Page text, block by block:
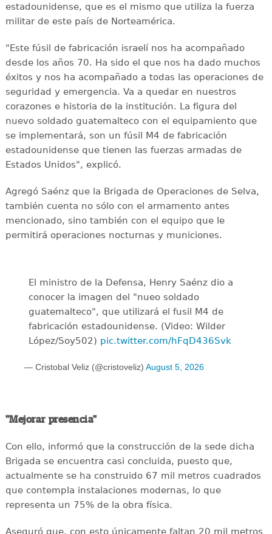
estadounidense, que es el mismo que utiliza la fuerza
militar de este país de Norteamérica.
"Este fúsil de fabricación israelí nos ha acompañado
desde los años 70. Ha sido el que nos ha dado muchos
éxitos y nos ha acompañado a todas las operaciones de
seguridad y emergencia. Va a quedar en nuestros
corazones e historia de la institución. La figura del
nuevo soldado guatemalteco con el equipamiento que
se implementará, son un fúsil M4 de fabricación
estadounidense que tienen las fuerzas armadas de
Estados Unidos", explicó.
Agregó Saénz que la Brigada de Operaciones de Selva,
también cuenta no sólo con el armamento antes
mencionado, sino también con el equipo que le
permitirá operaciones nocturnas y municiones.
El ministro de la Defensa, Henry Saénz dio a
conocer la imagen del "nueo soldado
guatemalteco", que utilizará el fusil M4 de
fabricación estadounidense. (Video: Wilder
López/Soy502) pic.twitter.com/hFqD436Svk
— Cristobal Veliz (@cristoveliz) August 5, 2026
"Mejorar presencia"
Con ello, informó que la construcción de la sede dicha
Brigada se encuentra casi concluida, puesto que,
actualmente se ha construido 67 mil metros cuadrados
que contempla instalaciones modernas, lo que
representa un 75% de la obra física.
Aseguró que, con esto únicamente faltan 20 mil metros